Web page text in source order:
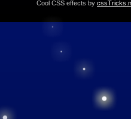
Cool CSS effects by